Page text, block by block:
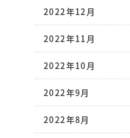
2022年12月
2022年11月
2022年10月
2022年9月
2022年8月